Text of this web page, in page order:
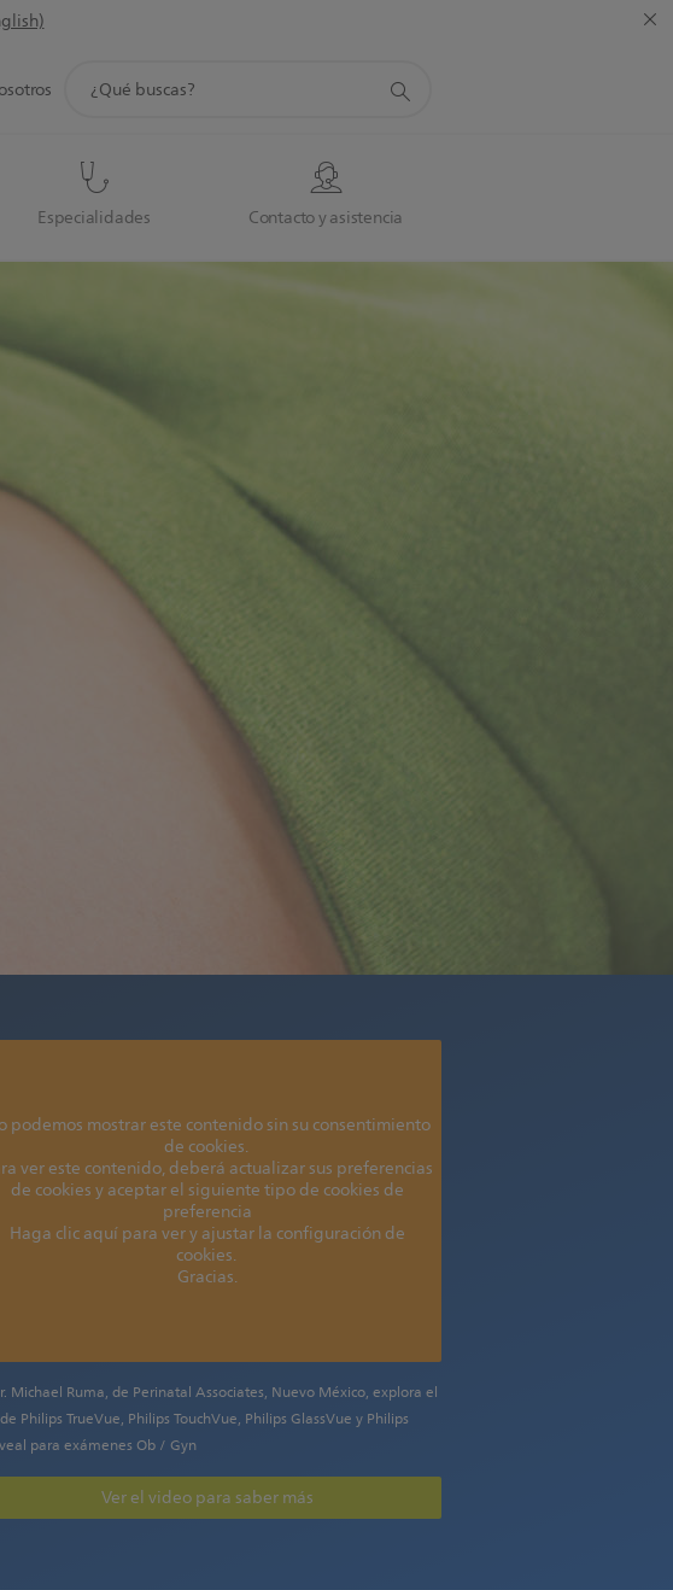
Especialidades Contacto y asistencia
búsqueda
podemos mostrar este contenido sin su consentimiento
de cookies.
ver este contenido, deberá actualizar sus preferencias
de cookies y aceptar el siguiente tipo de cookies de
preferencia
Haga clic aquí para ver y ajustar la configuración de
cookies.
Gracias.
Michael Ruma, de Perinatal Associates, Nuevo México, explora el
Philips TrueVue, Philips TouchVue, Philips GlassVue y Philips
para exámenes Ob / Gyn
Ver el video para saber más